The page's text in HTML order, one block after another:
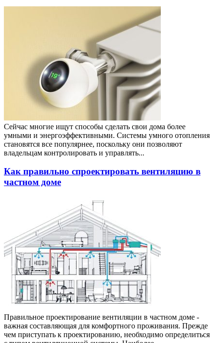
Сейчас многие ищут способы сделать свои дома более
умными и энергоэффективными. Системы умного отопления
становятся все популярнее, поскольку они позволяют
владельцам контролировать и управлять...
Как правильно спроектировать вентиляцию в
частном доме
Правильное проектирование вентиляции в частном доме -
важная составляющая для комфортного проживания. Прежде
чем приступать к проектированию, необходимо определиться